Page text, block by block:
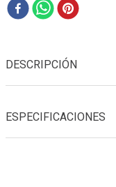
DESCRIPCIÓN
ESPECIFICACIONES